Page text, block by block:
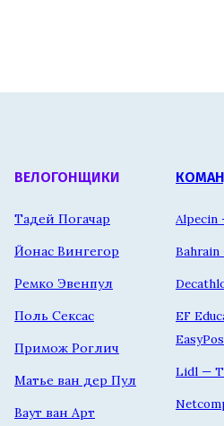
ВЕЛОГОНЩИКИ
Тадей Погачар
Йонас Вингегор
Ремко Эвенпул
Поль Сексас
Примож Роглич
Матье ван дер Пул
Ваут ван Арт
Alpecin
EF
Lidl —